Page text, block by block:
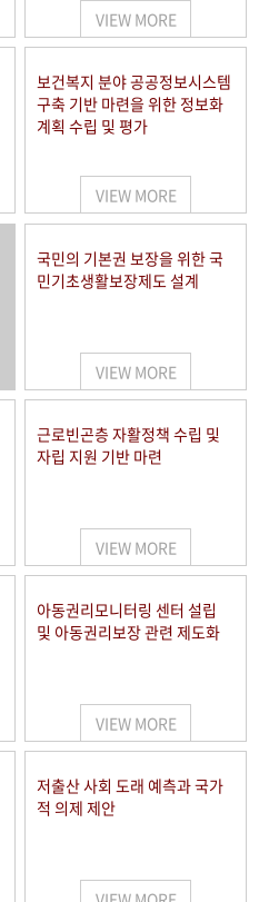
VIEW MORE
보건복지 분야 공공정보시스템
구축 기반 마련을 위한 정보화
계획 수립 및 평가
VIEW MORE
국민의 기본권 보장을 위한 국
민기초생활보장제도 설계
VIEW MORE
근로빈곤층 자활정책 수립 및
자립 지원 기반 마련
VIEW MORE
아동권리모니터링 센터 설립
및 아동권리보장 관련 제도화
VIEW MORE
저출산 사회 도래 예측과 국가
적 의제 제안